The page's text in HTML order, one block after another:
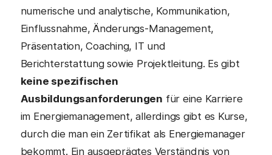
numerische und analytische, Kommunikation,
Einflussnahme, Änderungs-Management,
Präsentation, Coaching, IT und
Berichterstattung sowie Projektleitung. Es gibt
keine spezifischen
Ausbildungsanforderungen für eine Karriere
im Energiemanagement, allerdings gibt es Kurse,
durch die man ein Zertifikat als Energiemanager
bekommt. Ein ausgeprägtes Verständnis von